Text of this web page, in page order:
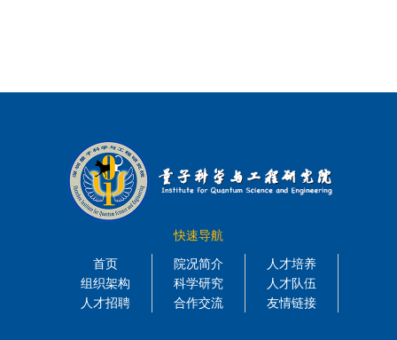
快速导航
首页
院况简介
人才培养
组织架构
科学研究
人才队伍
人才招聘
合作交流 友情链接